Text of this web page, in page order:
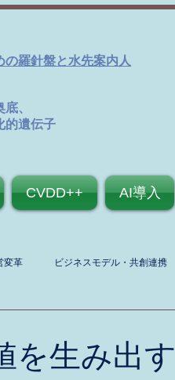
羅針盤と水先案内人
、
的遺伝子
CVDD++ AI導入
変革 ビジネスモデル・共創連携
を生み出す